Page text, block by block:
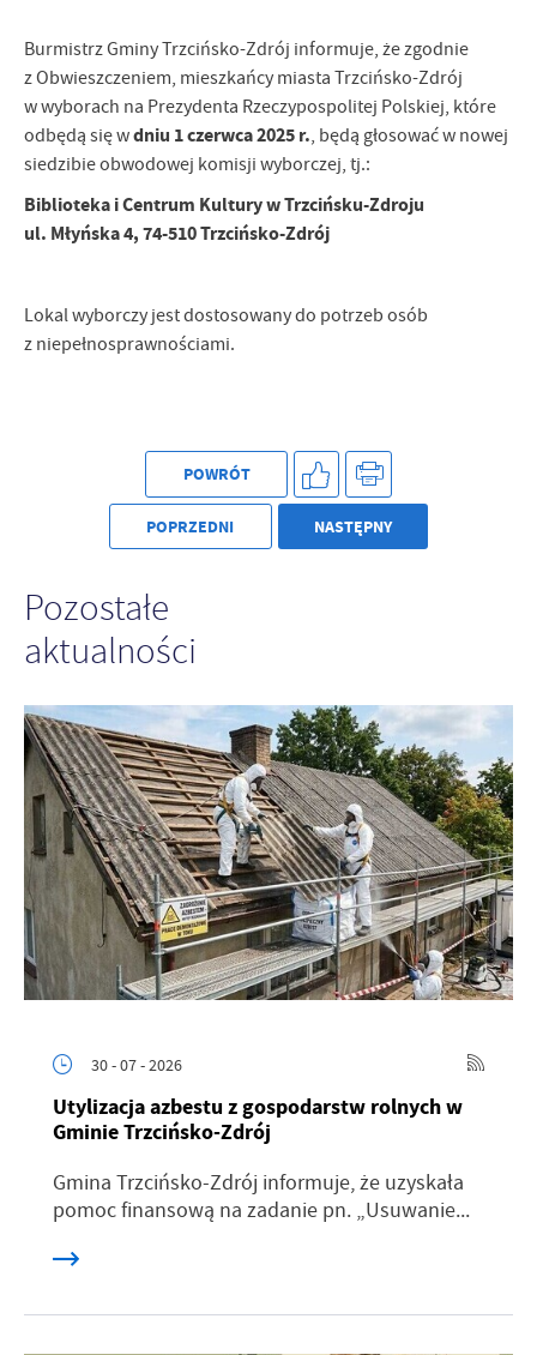
Burmistrz Gminy Trzcińsko-Zdrój informuje, że zgodnie
z Obwieszczeniem, mieszkańcy miasta Trzcińsko-Zdrój
w wyborach na Prezydenta Rzeczypospolitej Polskiej, które
odbędą się wdniu 1 czerwca 2025 r., będą głosować w nowej
siedzibie obwodowej komisji wyborczej, tj.:
Biblioteka i Centrum Kultury w Trzcińsku-Zdroju
ul. Młyńska 4, 74-510 Trzcińsko-Zdrój
Lokal wyborczy jest dostosowany do potrzeb osób
z niepełnosprawnościami.
POWRÓT
POPRZEDNI NASTĘPNY
Pozostałe
aktualności
30 - 07 - 2026
Utylizacja azbestu z gospodarstw rolnych w
Gminie Trzcińsko-Zdrój
Gmina Trzcińsko-Zdrój informuje, że uzyskała
pomoc finansową na zadanie pn. „Usuwanie...
społecznościowych.